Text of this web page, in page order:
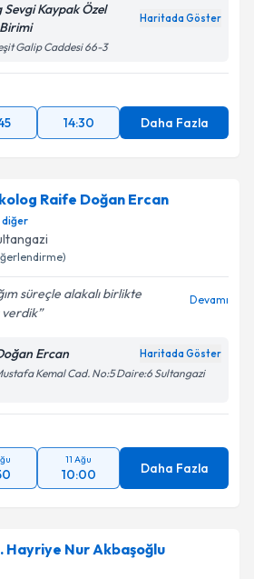
Kaypak Özel
Haritada Göster
Galip Caddesi 66-3
14:30 Daha Fazla
Raife Doğan Ercan
diğer
süreçle alakalı birlikte
Devamı
Ercan Haritada Göster
Kemal Cad. No:5 Daire:6 Sultangazi
11 Ağu
10:00 Daha Fazla
Hayriye Nur Akbaşoğlu